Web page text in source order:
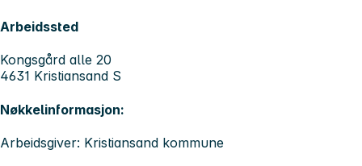
Arbeidssted
Kongsgård alle 20
4631 Kristiansand S
Nøkkelinformasjon:
Arbeidsgiver: Kristiansand kommune